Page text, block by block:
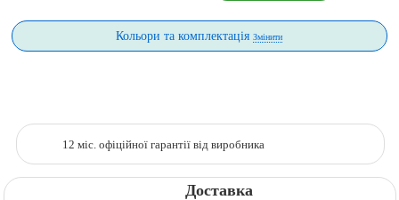
Кольори та комплектаціяЗмінити
12 міс. офіційної гарантії від виробника
Доставка